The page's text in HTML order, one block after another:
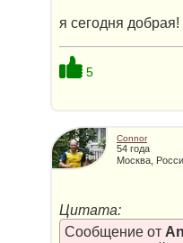
я сегодня добрая!
5
Connor
54 года
Москва,
Цитата:
Сообщение от